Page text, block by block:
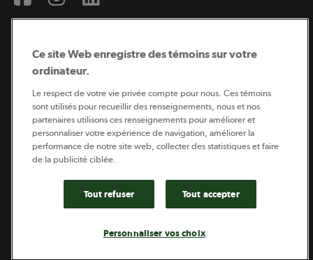
Coopérateur est publié par Sollio Groupe Coopératif.
Il est l’outil d’information de la coopération agricole
québécoise.
Ce site Web enregistre des témoins sur votre
ordinateur.
Le respect de votre vie privée compte pour nous. Ces témoins
sont utilisés pour recueillir des renseignements, nous et nos
partenaires utilisons ces renseignements pour améliorer et
personnaliser votre expérience de navigation, améliorer la
performance de notre site web, collecter des statistiques et faire
de la publicité ciblée.
Tout refuser Tout accepter
Personnaliser vos choix